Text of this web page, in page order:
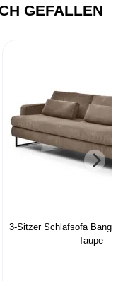
GEFALLEN
3-Sitzer Schlafsofa
Taupe